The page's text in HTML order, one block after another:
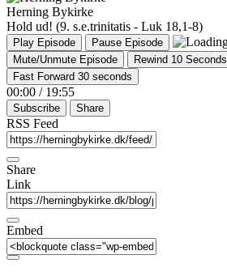
Herning Bykirke
Hold ud! (9. s.e.trinitatis - Luk 18,1-8)
Play Episode
Pause Episode
Mute/Unmute Episode
Rewind 10 Seconds
Fast Forward 30 seconds
00:00 / 19:55
Subscribe Share
RSS Feed
Share
Link
Embed